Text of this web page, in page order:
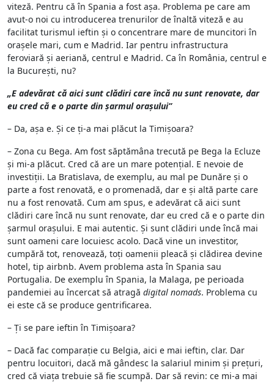
viteză. Pentru că în Spania a fost așa. Problema pe care am
avut-o noi cu introducerea trenurilor de înaltă viteză e au
facilitat turismul ieftin și o concentrare mare de muncitori în
orașele mari, cum e Madrid. Iar pentru infrastructura
feroviară și aeriană, centrul e Madrid. Ca în România, centrul e
la București, nu?
„E adevărat că aici sunt clădiri care încă nu sunt renovate, dar
eu cred că e o parte din șarmul orașului”
– Da, așa e. Și ce ți-a mai plăcut la Timișoara?
– Zona cu Bega. Am fost săptămâna trecută pe Bega la Ecluze
și mi-a plăcut. Cred că are un mare potențial. E nevoie de
investiții. La Bratislava, de exemplu, au mal pe Dunăre și o
parte a fost renovată, e o promenadă, dar e și altă parte care
nu a fost renovată. Cum am spus, e adevărat că aici sunt
clădiri care încă nu sunt renovate, dar eu cred că e o parte din
șarmul orașului. E mai autentic. Și sunt clădiri unde încă mai
sunt oameni care locuiesc acolo. Dacă vine un investitor,
cumpără tot, renovează, toți oamenii pleacă și clădirea devine
hotel, tip airbnb. Avem problema asta în Spania sau
Portugalia. De exemplu în Spania, la Malaga, pe perioada
pandemiei au încercat să atragă digital nomads. Problema cu
ei este că se produce gentrificarea.
– Ți se pare ieftin în Timișoara?
– Dacă fac comparație cu Belgia, aici e mai ieftin, clar. Dar
pentru locuitori, dacă mă gândesc la salariul minim și prețuri,
cred că viața trebuie să fie scumpă. Dar să revin: ce mi-a mai